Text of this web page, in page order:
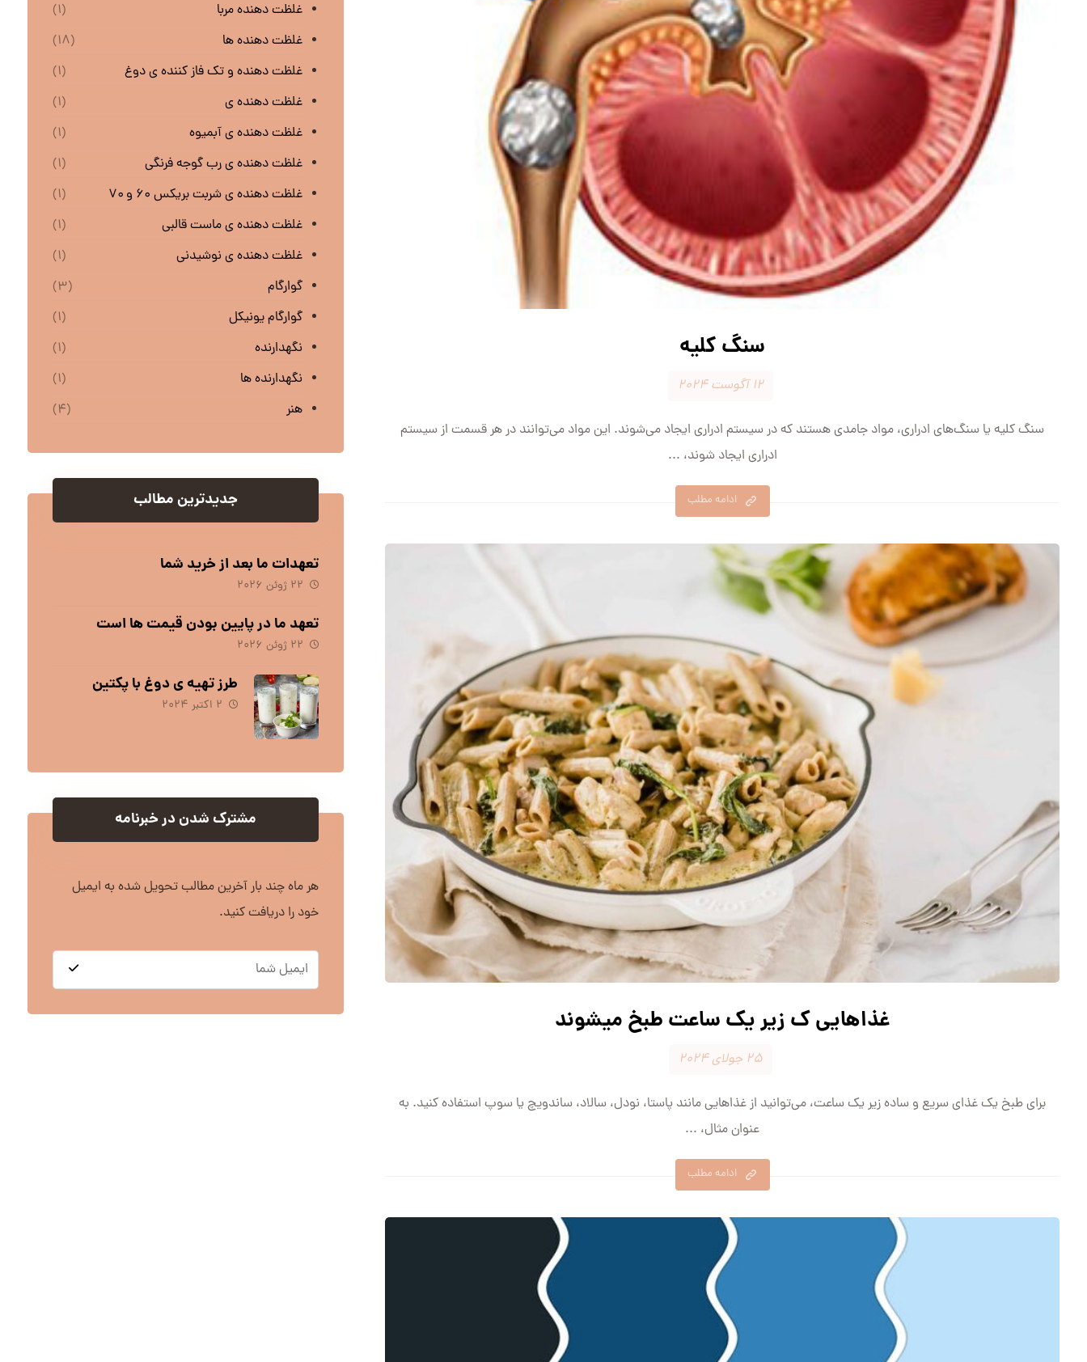
سنگ کلیه
۱۲ آگوست ۲۰۲۴
سنگ کلیه یا سنگ‌های ادراری، مواد جامدی هستند که در سیستم ادراری ایجاد می‌شوند. این مواد می‌توانند در هر قسمت از سیستم
ادراری ایجاد شوند، ...
ادامه مطلب
غذاهایی ک زیر یک ساعت طبخ میشوند
۲۵ جولای ۲۰۲۴
برای طبخ یک غذای سریع و ساده زیر یک ساعت، می‌توانید از غذاهایی مانند پاستا، نودل، سالاد، ساندویچ یا سوپ استفاده کنید. به
عنوان مثال، ...
ادامه مطلب
غلظت دهنده مربا
(۱)
غلظت دهنده ها
(۱۸)
غلظت دهنده و تک فاز کننده ی دوغ
(۱)
غلظت دهنده ی
(۱)
غلظت دهنده ی آبمیوه
(۱)
غلظت دهنده ی رب گوجه فرنگی
(۱)
غلظت دهنده ی شربت بریکس ۶۰ و ۷۰
(۱)
غلظت دهنده ی ماست قالبی
(۱)
غلظت دهنده ی نوشیدنی
(۱)
گوارگام
(۳)
گوارگام یونیکل
(۱)
نگهدارنده
(۱)
نگهدارنده ها
(۱)
هنر
(۴)
جدیدترین مطالب
تعهدات ما بعد از خرید شما
۲۲ ژوئن ۲۰۲۶
تعهد ما در پایین بودن قیمت ها است
۲۲ ژوئن ۲۰۲۶
طرز تهیه ی دوغ با پکتین
۲ اکتبر ۲۰۲۴
مشترک شدن در خبرنامه
هر ماه چند بار آخرین مطالب تحویل شده به ایمیل
خود را دریافت کنید.